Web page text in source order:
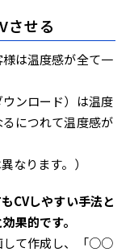
させる
は温度感が全て一
ンロード）は温度
につれて温度感が
なります。）
CVしやすい手法と
果的です。
して作成し、「○○